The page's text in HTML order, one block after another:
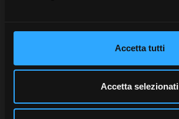
Accetta tutti
Accetta selezionati
il
vicino
Approfitta
subito
offerte
attive